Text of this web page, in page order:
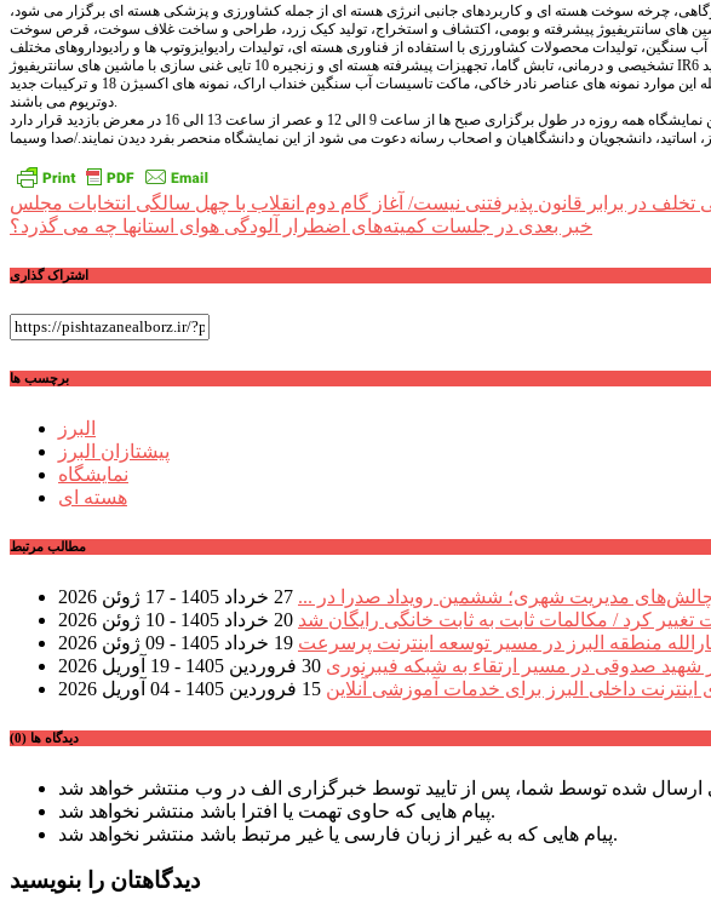
چرخه سوخت هسته ای و کاربردهای جانبی انرژی هسته ای از جمله کشاورزی و پزشکی هسته ای برگزار می شود،
های سانتریفیوژ پیشرفته و بومی، اکتشاف و استخراج، تولید کیک زرد، طراحی و ساخت غلاف سوخت، قرص سوخت
سنگین، تولیدات محصولات کشاورزی با استفاده از فناوری هسته ای، تولیدات رادیوایزوتوپ ها و رادیوداروهای مختلف
همچنین در نمایشگاه پنجاهم موارد جدیدی در معرض نمایش قرار می گیرد. از جمله این موارد نمونه های عناصر نادر خاکی، ماکت تاسیسات آب سنگین خنداب اراک، نمونه های اکسیژن 18 و ترکیبات جدید
دوتریوم می باشند.
اساتید، دانشجویان و دانشگاهیان و اصحاب رسانه دعوت می شود از این نمایشگاه منحصر بفرد دیدن نمایند./صدا وسیما
راهبری
نوشته
تخلف در برابر قانون پذیرفتنی نیست/ آغاز گام دوم انقلاب با چهل سالگی انتخابات مجلس
خبر بعدی در جلسات کمیته‌های اضطرار آلودگی هوای استانها چه می گذرد؟
اشتراک گذاری
برچسب ها
البرز
پیشتازان البرز
نمایشگاه
هسته ای
مطالب مرتبط
مدیریت شهری؛ ششمین رویداد صدرا در ... 27 خرداد 1405 - 17 ژوئن 2026
تغییر کرد / مکالمات ثابت به ثابت خانگی رایگان شد 20 خرداد 1405 - 10 ژوئن 2026
منطقه البرز در مسیر توسعه اینترنت پرسرعت 19 خرداد 1405 - 09 ژوئن 2026
صدوقی در مسیر ارتقاء به شبکه فیبرنوری 30 فروردین 1405 - 19 آوریل 2026
داخلی البرز برای خدمات آموزشی آنلاین 15 فروردین 1405 - 04 آوریل 2026
دیدگاه ها (0)
پیام هایی که حاوی تهمت یا افترا باشد منتشر نخواهد شد.
پیام هایی که به غیر از زبان فارسی یا غیر مرتبط باشد منتشر نخواهد شد.
دیدگاهتان را بنویسید